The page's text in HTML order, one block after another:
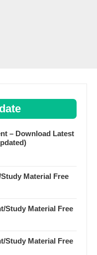
– Download Latest
Material Free
Study Material Free
Study Material Free